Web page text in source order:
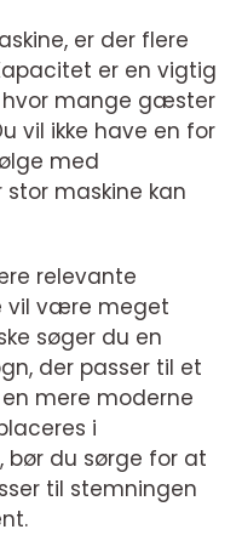
er der flere
er en vigtig
mange gæster
vil ikke have en for
med
maskine kan
relevante
vil være meget
søger du en
der passer til et
mere moderne
i
bør du sørge for at
til stemningen